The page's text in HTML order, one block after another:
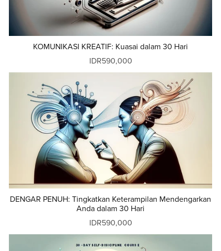
KOMUNIKASI KREATIF: Kuasai dalam 30 Hari
IDR590,000
DENGAR PENUH: Tingkatkan Keterampilan Mendengarkan
Anda dalam 30 Hari
IDR590,000